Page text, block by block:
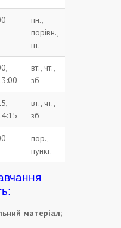
пн.,
порівн.,
пт.
вт., чт.,
зб
вт., чт.,
зб
пор.,
пункт.
матеріал;